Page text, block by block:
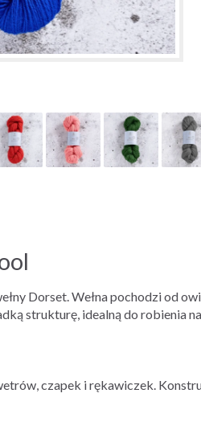
Dorset. Wełna pochodzi od
strukturę, idealną do robienia
czapek i rękawiczek.